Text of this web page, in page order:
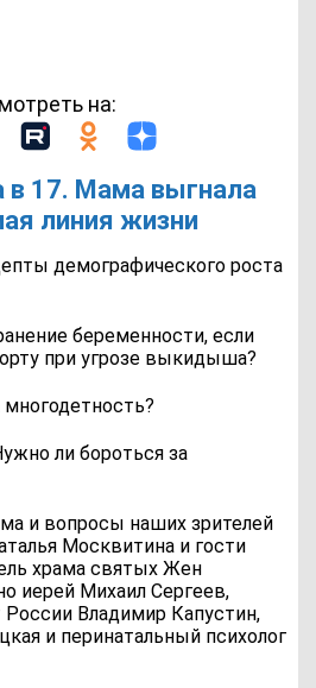
на:
в 17. Мама выгнала
линия жизни
демографического роста
беременности, если
при угрозе выкидыша?
ли бороться за
и вопросы наших зрителей
Москвитина и гости
храма святых Жен
иерей Михаил Сергеев,
Владимир Капустин,
и перинатальный психолог